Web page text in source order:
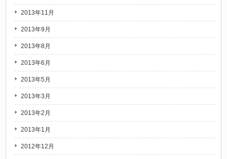
2013年11月
2013年9月
2013年8月
2013年6月
2013年5月
2013年3月
2013年2月
2013年1月
2012年12月